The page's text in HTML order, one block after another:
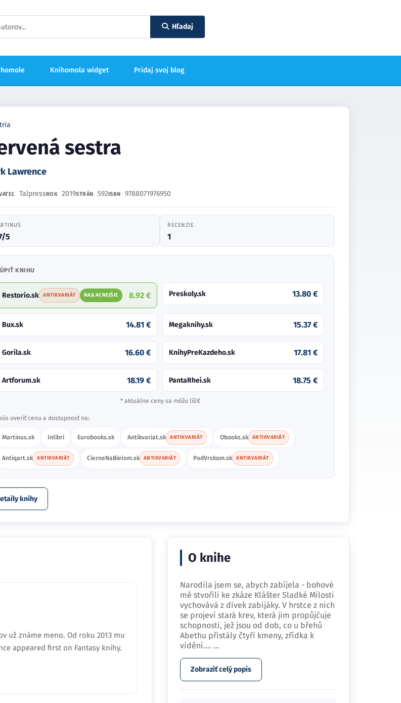
Hľadaj
Knihomola widget Pridaj svoj blog
sestra
Lawrence
TalpressROK 2019STRÁN 592ISBN 9788071976950
5
RECENZIE
1
KNIHU
Restorio.sk ANTIKVARIÁT NAJLACNEJŠIE 8.92 € Preskoly.sk 13.80 €
Bux.sk 14.81 € Megaknihy.sk 15.37 €
Gorila.sk 16.60 € KnihyPreKazdeho.sk 17.81 €
Artforum.sk 18.19 € PantaRhei.sk 18.75 €
* aktuálne ceny sa môžu líšiť
overiť cenu a dostupnosť na:
Martinus.sk Inlibri Eurobooks.sk Antikvariat.sk ANTIKVARIÁT Obooks.sk ANTIKVARIÁT
Antiqart.sk ANTIKVARIÁT CierneNaBielom.sk ANTIKVARIÁT PodVrskom.sk ANTIKVARIÁT
knihy
už známe meno. Od roku 2013 mu
appeared first on Fantasy knihy.
O knihe
Narodila jsem se, abych zabíjela - bohové
mě stvořili ke zkáze Klášter Sladké Milosti
vychovává z dívek zabijáky. V hrstce z nich
se projeví stará krev, která jim propůjčuje
schopnosti, jež jsou od dob, co u břehů
Abethu přistály čtyři kmeny, zřídka k
vidění.… ...
Zobraziť celý popis